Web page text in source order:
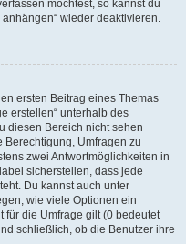
möchtest, so kannst du
wieder deaktivieren.
ersten Beitrag eines Themas
erstellen“ unterhalb des
diesen Bereich nicht sehen
Berechtigung, Umfragen zu
zwei Antwortmöglichkeiten in
sicherstellen, dass jede
Du kannst auch unter
wie viele Optionen ein
für die Umfrage gilt (0 bedeutet
schließlich, ob die Benutzer ihre